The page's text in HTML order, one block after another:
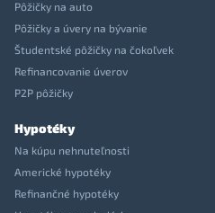
Pôžičky na auto
Pôžičky a úvery na bývanie
Študentské pôžičky na čokoľvek
Refinancovanie úverov
P2P pôžičky
Hypotéky
Na kúpu nehnuteľnosti
Americké hypotéky
Refinančné hypotéky